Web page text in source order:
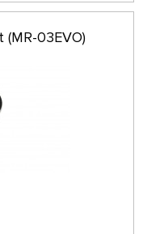
(MR-03EVO)